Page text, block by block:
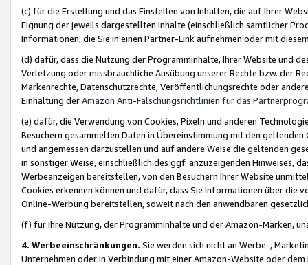
(c) für die Erstellung und das Einstellen von Inhalten, die auf Ihrer
Eignung der jeweils dargestellten Inhalte (einschließlich sämtlicher
Informationen, die Sie in einen Partner-Link aufnehmen oder mit
(d) dafür, dass die Nutzung der Programminhalte, Ihrer Website und
Verletzung oder missbräuchliche Ausübung unserer Rechte bzw. der
Markenrechte, Datenschutzrechte, Veröffentlichungsrechte oder
Einhaltung derAmazon Anti-Fälschungsrichtlinien für das
(e) dafür, die Verwendung von Cookies, Pixeln und anderen
Besuchern gesammelten Daten in Übereinstimmung mit den
und angemessen darzustellen und auf andere Weise die geltenden
in sonstiger Weise, einschließlich des ggf. anzuzeigenden Hinweises,
Werbeanzeigen bereitstellen, von den Besuchern Ihrer Website
Cookies erkennen können und dafür, dass Sie Informationen über die
Online-Werbung bereitstellen, soweit nach den anwendbaren
(f) für Ihre Nutzung, der Programminhalte und der Amazon-Marken,
4. Werbeeinschränkungen. Sie werden sich nicht an Werbe-,
Unternehmen oder in Verbindung mit einer Amazon-Website oder